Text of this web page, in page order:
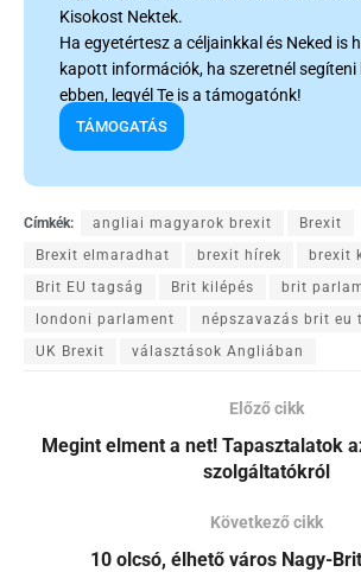
Kisokost Nektek.
Ha egyetértesz a céljainkkal és Neked is
kapott információk, ha szeretnél segíteni
ebben, legyél Te is a támogatónk!
TÁMOGATÁS
Címkék: angliai magyarok brexit
Brexit
Brexit elmaradhat
brexit hírek
brexit
Brit EU tagság
Brit kilépés
brit
londoni parlament
népszavazás brit eu
UK Brexit
választások Angliában
Előző cikk
Megint elment a net! Tapasztalatok
szolgáltatókról
Következő cikk
10 olcsó, élhető város Nagy-